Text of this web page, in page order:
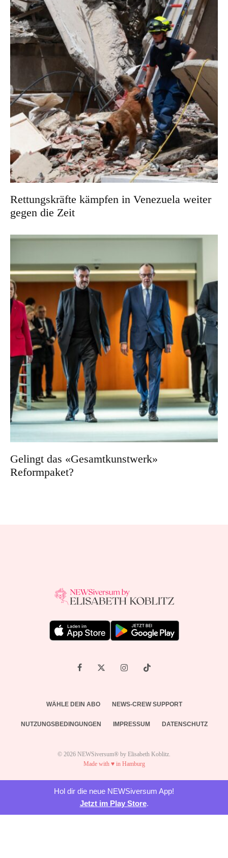
Rettungskräfte kämpfen in Venezuela weiter
gegen die Zeit
Gelingt das «Gesamtkunstwerk»
Reformpaket?
WÄHLE DEIN ABO NEWS-CREW SUPPORT
NUTZUNGSBEDINGUNGEN IMPRESSUM DATENSCHUTZ
© 2026 NEWSiversum® by Elisabeth Koblitz.
Made with ♥ in Hamburg
Hol dir die neue NEWSiversum App!
Jetzt im Play Store.